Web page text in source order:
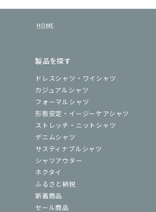
HOME
製品を探す
ドレスシャツ・ワイシャツ
カジュアルシャツ
フォーマルシャツ
形態安定・イージーケアシャツ
ストレッチ・ニットシャツ
デニムシャツ
サスティナブルシャツ
シャツアウター
ネクタイ
ふるさと納税
新着商品
セール商品